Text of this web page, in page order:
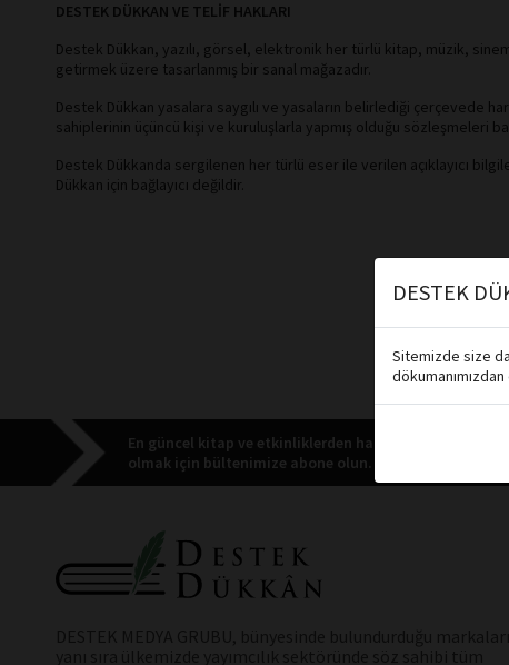
DESTEK DÜKKAN VE TELİF HAKLARI
Destek Dükkan, yazılı, görsel, elektronik her türlü kitap, müzik,
getirmek üzere tasarlanmış bir sanal mağazadır.
Destek Dükkan yasalara saygılı ve yasaların belirlediği çerçevede
sahiplerinin üçüncü kişi ve kuruluşlarla yapmış olduğu sözleşmeleri
Destek Dükkanda sergilenen her türlü eser ile verilen açıklayıcı
Dükkan için bağlayıcı değildir.
En güncel kitap ve etkinliklerden haberdar
olmak için bültenimize abone olun.
DESTEK
Sitemizde size